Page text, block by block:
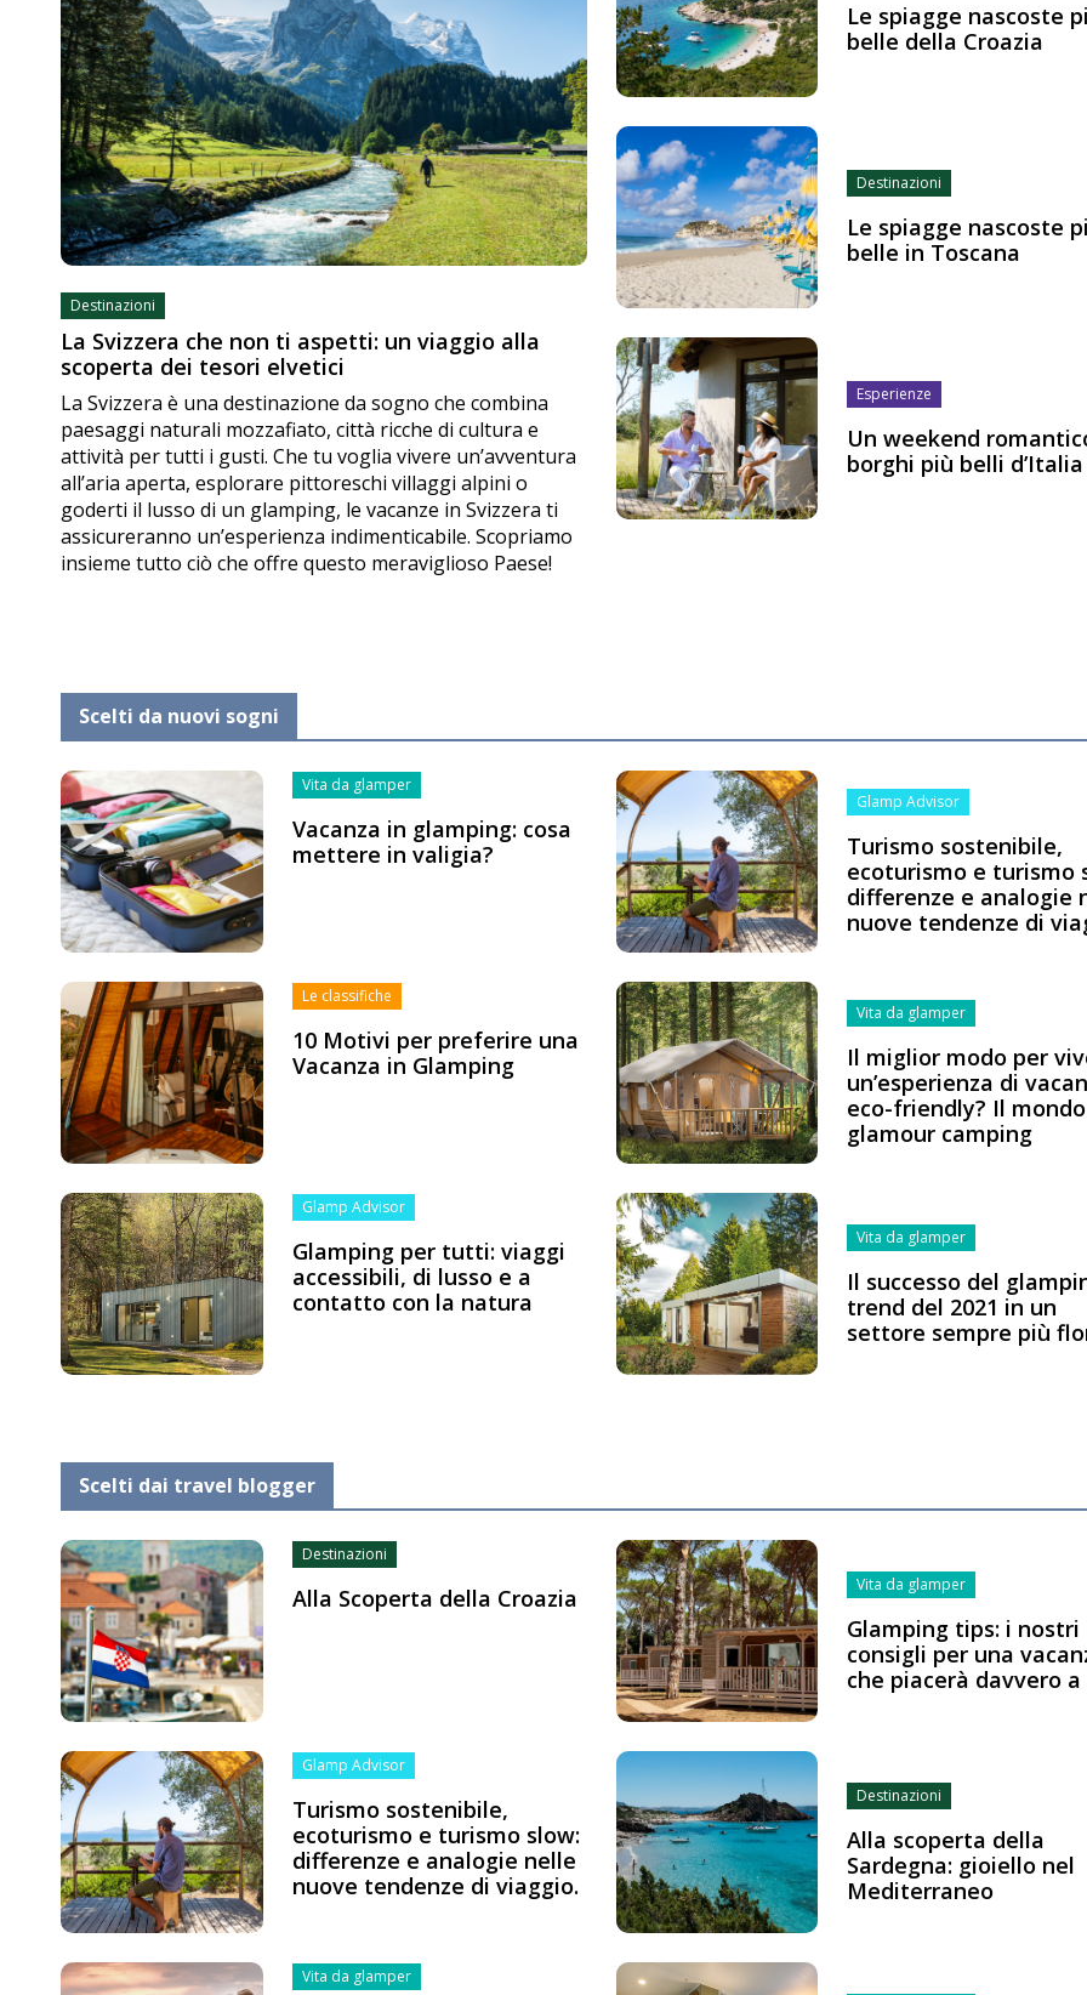
Destinazioni
La Svizzera che non ti aspetti: un viaggio alla
scoperta dei tesori elvetici
La Svizzera è una destinazione da sogno che combina
paesaggi naturali mozzafiato, città ricche di cultura e
attività per tutti i gusti. Che tu voglia vivere un’avventura
all’aria aperta, esplorare pittoreschi villaggi alpini o
goderti il lusso di un glamping, le vacanze in Svizzera ti
assicureranno un’esperienza indimenticabile. Scopriamo
insieme tutto ciò che offre questo meraviglioso Paese!
Le spiagge nascoste
belle della Croazia
Destinazioni
Le spiagge nascoste
belle in Toscana
Esperienze
Un weekend
borghi più belli d’Italia
Scelti da nuovi sogni
Vita da glamper
Vacanza in glamping: cosa
mettere in valigia?
Le classifiche
10 Motivi per preferire una
Vacanza in Glamping
Glamp Advisor
Glamping per tutti: viaggi
accessibili, di lusso e a
contatto con la natura
Glamp Advisor
Turismo sostenibile,
ecoturismo e turismo
differenze e analogie
nuove tendenze di
Vita da glamper
Il miglior modo per
un’esperienza di
eco-friendly? Il
glamour camping
Vita da glamper
Il successo del
trend del 2021 in un
settore sempre più
Scelti dai travel blogger
Destinazioni
Alla Scoperta della Croazia
Glamp Advisor
Turismo sostenibile,
ecoturismo e turismo slow:
differenze e analogie nelle
nuove tendenze di viaggio.
Vita da glamper
Vita da glamper
Glamping tips: i nostri
consigli per una
che piacerà davvero
Destinazioni
Alla scoperta della
Sardegna: gioiello nel
Mediterraneo